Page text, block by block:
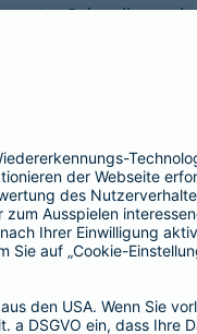
eine Behandlung
zu dieser und
die Katze
umfassend abgesichert